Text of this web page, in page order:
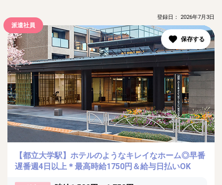
派遣社員
登録日： 2026年7月3日
【都立大学駅】ホテルのようなキレイなホーム◎早番
遅番週4日以上＊最高時給1750円＆給与日払いOK